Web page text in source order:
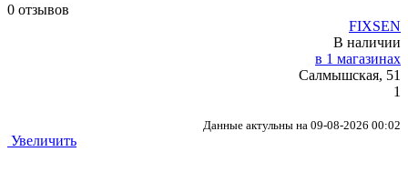
0 отзывов
FIXSEN
В наличии
в 1 магазинах
Салмышская, 51
1
Данные актульны на 09-08-2026 00:02
Увеличить